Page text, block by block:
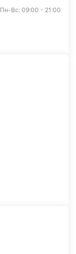
Пн-Вс: 09:00 - 21:00